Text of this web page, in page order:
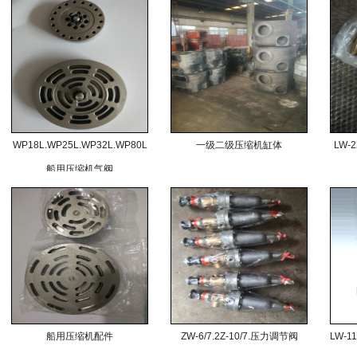
WP18L.WP25L.WP32L.WP80L
船用压缩机气阀
一级二级压缩机缸体 LW-
船用压缩机配件 ZW-6/7.2Z-10/7.压力调节阀 LW-